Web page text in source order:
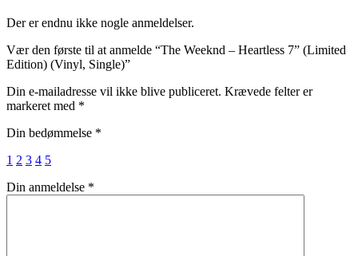
Der er endnu ikke nogle anmeldelser.
Vær den første til at anmelde “The Weeknd – Heartless 7” (Limited
Edition) (Vinyl, Single)”
Din e-mailadresse vil ikke blive publiceret. Krævede felter er
markeret med *
Din bedømmelse *
1 2 3 4 5
Din anmeldelse *